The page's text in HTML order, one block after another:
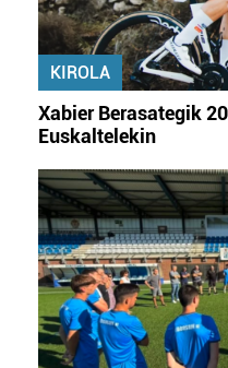
KIROLA
Xabier Berasategik
Euskaltelekin